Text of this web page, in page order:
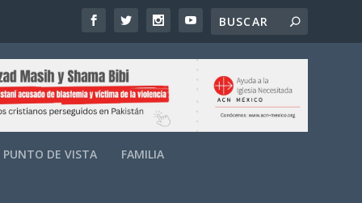
PUNTO DE VISTA FAMILIA